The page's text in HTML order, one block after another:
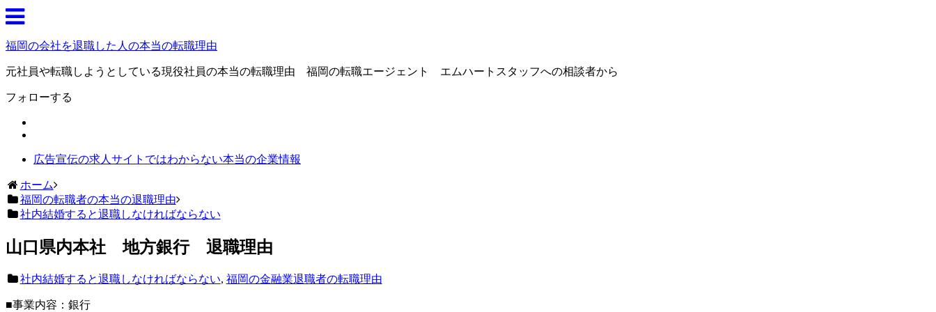
福岡の会社を退職した人の本当の転職理由
元社員や転職しようとしている現役社員の本当の転職理由 福岡の転職エージェント エムハートスタッフへの相談者から
フォローする
広告宣伝の求人サイトではわからない本当の企業情報
ホーム
福岡の転職者の本当の退職理由
社内結婚すると退職しなければならない
山口県内本社 地方銀行 退職理由
社内結婚すると退職しなければならない, 福岡の金融業退職者の転職理由
■事業内容：銀行